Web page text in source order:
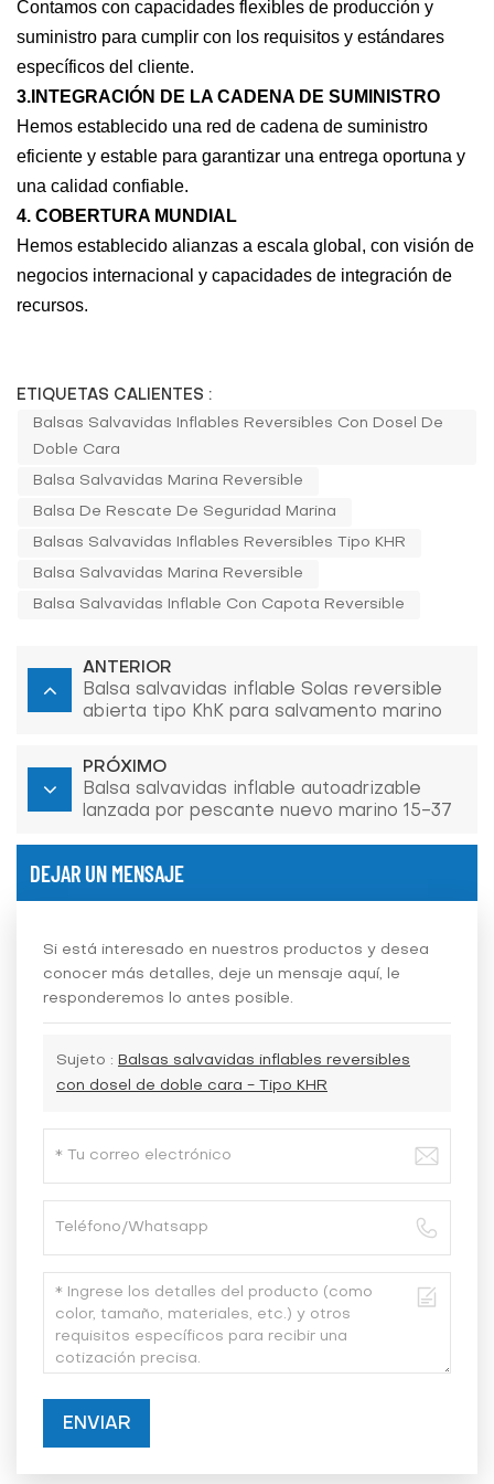
Contamos con capacidades flexibles de producción y
suministro para cumplir con los requisitos y estándares
específicos del cliente.
3.INTEGRACIÓN DE LA CADENA DE SUMINISTRO
Hemos establecido una red de cadena de suministro
eficiente y estable para garantizar una entrega oportuna y
una calidad confiable.
4. COBERTURA MUNDIAL
Hemos establecido alianzas a escala global, con visión de
negocios internacional y capacidades de integración de
recursos.
ETIQUETAS CALIENTES :
Balsas Salvavidas Inflables Reversibles Con Dosel De
Doble Cara
Balsa Salvavidas Marina Reversible
Balsa De Rescate De Seguridad Marina
Balsas Salvavidas Inflables Reversibles Tipo KHR
Balsa Salvavidas Marina Reversible
Balsa Salvavidas Inflable Con Capota Reversible
ANTERIOR
Balsa salvavidas inflable Solas reversible
abierta tipo KhK para salvamento marino
PRÓXIMO
Balsa salvavidas inflable autoadrizable
lanzada por pescante nuevo marino 15-37
DEJAR UN MENSAJE
Si está interesado en nuestros productos y desea
conocer más detalles, deje un mensaje aquí, le
responderemos lo antes posible.
Sujeto : Balsas salvavidas inflables reversibles
con dosel de doble cara - Tipo KHR
ENVIAR